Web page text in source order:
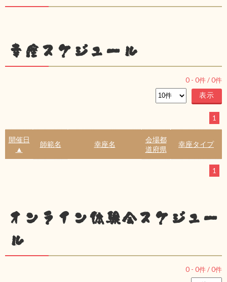
幸座スケジュール
0 - 0件 /0件
1
開催日
▲
師範名 幸座名
会場都
道府県
幸座タイプ
1
オンライン体験会スケジュー
ル
0 - 0件 /0件